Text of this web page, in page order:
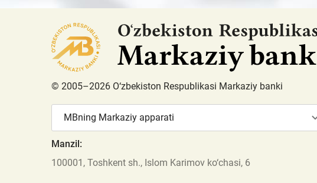
© 2005–2026 O‘zbekiston Respublikasi Markaziy banki
MBning Markaziy apparati
Manzil:
100001, Toshkent sh., Islom Karimov ko‘chasi, 6